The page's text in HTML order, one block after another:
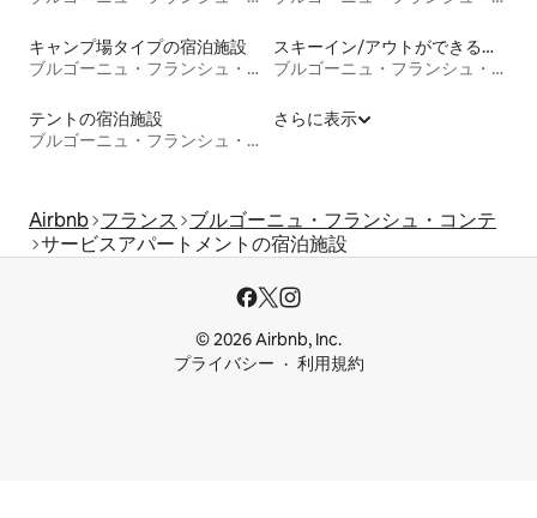
キャンプ場タイプの宿泊施設
ブルゴーニュ・フランシュ・コンテ
スキーイン/アウトができる宿泊先
ブルゴーニュ・フランシュ・コンテ
テントの宿泊施設
ブルゴーニュ・フランシュ・コンテ
さらに表示
Airbnb フランス
ブルゴーニュ・フランシュ・コンテ
サービスアパートメントの宿泊施設
© 2026 Airbnb, Inc.
プライバシー
利用規約